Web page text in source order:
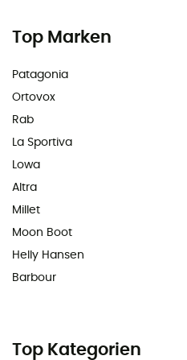
Top Marken
Patagonia
Ortovox
Rab
La Sportiva
Lowa
Altra
Millet
Moon Boot
Helly Hansen
Barbour
Top Kategorien